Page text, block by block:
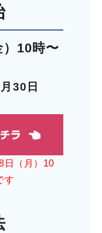
）10時〜
30日
日（月）10
す